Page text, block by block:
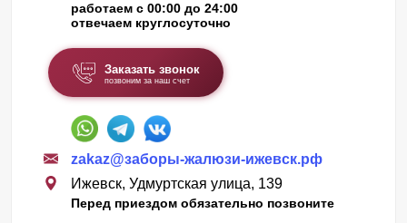
работаем с 00:00 до 24:00
отвечаем круглосуточно
Заказать звонок
позвоним за наш счет
zakaz@заборы-жалюзи-ижевск.рф
Ижевск, Удмуртская улица, 139
Перед приездом обязательно позвоните